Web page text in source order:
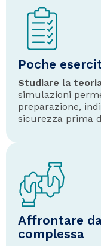
Poche
Studiare la
simulazioni
preparazione,
sicurezza prima
Affrontare
complessa